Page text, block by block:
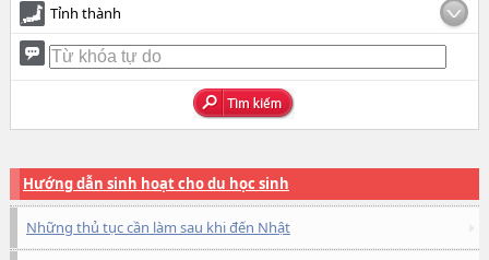
Tỉnh thành
Hướng dẫn sinh hoạt cho du học sinh
Những thủ tục cần làm sau khi đến Nhật